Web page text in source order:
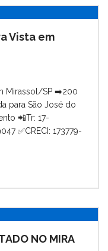
Vista em
Mirassol/SP ➡️200
para São José do
📲Tr: 17-
✅CRECI: 173779-
NO MIRA